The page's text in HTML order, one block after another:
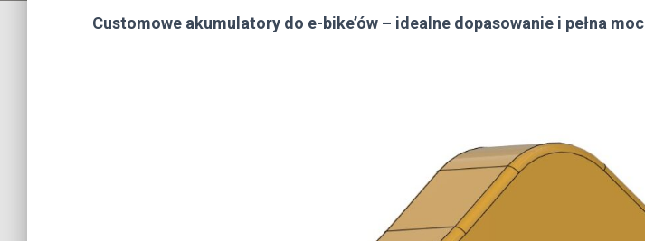
Customowe akumulatory do e-bike’ów – idealne dopasowanie i pełna moc